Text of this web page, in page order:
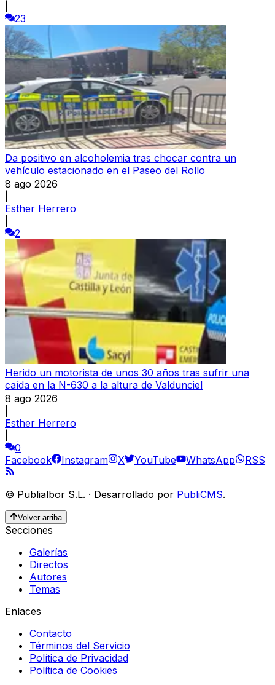
23
Da positivo en alcoholemia tras chocar contra un
vehículo estacionado en el Paseo del Rollo
8 ago 2026
Esther Herrero
2
Herido un motorista de unos 30 años tras sufrir una
caída en la N-630 a la altura de Valdunciel
8 ago 2026
Esther Herrero
0
Facebook
Instagram X YouTube WhatsApp RSS
© Publialbor S.L. · Desarrollado por PubliCMS.
Volver arriba
Secciones
Galerías
Directos
Autores
Temas
Enlaces
Contacto
Términos del Servicio
Política de Privacidad
Política de Cookies